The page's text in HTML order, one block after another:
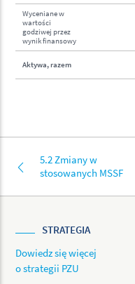
Wyceniane w
wartości
godziwej przez
wynik finansowy
Aktywa, razem
5.2 Zmiany w
stosowanych MSSF
STRATEGIA
Dowiedz się więcej
o strategii PZU